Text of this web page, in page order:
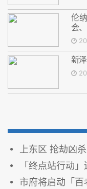
伦
会
新
上东区 抢劫凶
「终点站行动
市府将启动「百